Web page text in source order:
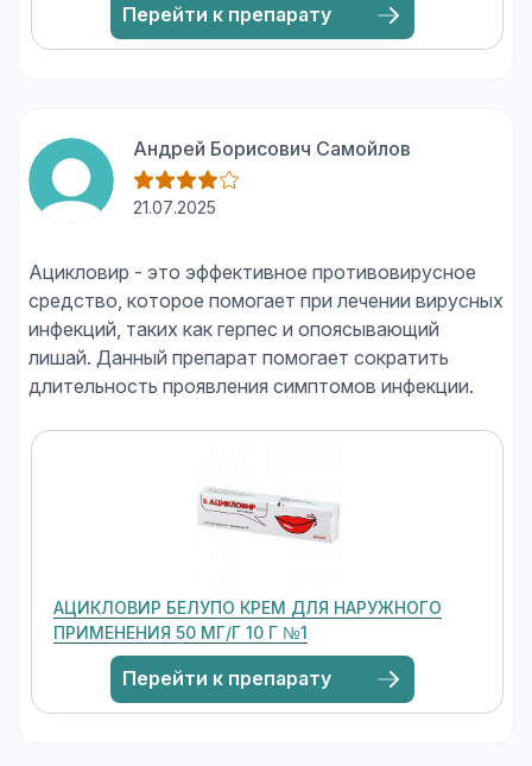
Перейти к препарату
Андрей Борисович Самойлов
21.07.2025
Ацикловир - это эффективное противовирусное
средство, которое помогает при лечении вирусных
инфекций, таких как герпес и опоясывающий
лишай. Данный препарат помогает сократить
АЦИКЛОВИР БЕЛУПО КРЕМ ДЛЯ НАРУЖНОГО
ПРИМЕНЕНИЯ 50 МГ/Г 10 Г №1
Перейти к препарату